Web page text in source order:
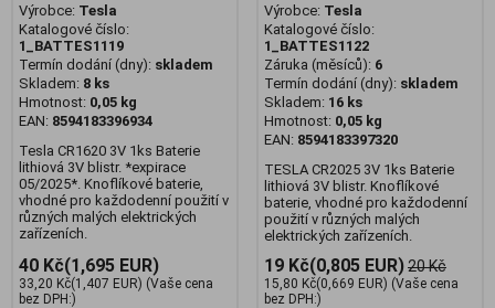
Výrobce: Tesla
Katalogové číslo:
1_BATTES1119
Termín dodání (dny): skladem
Skladem: 8 ks
Hmotnost: 0,05 kg
EAN: 8594183396934
Tesla CR1620 3V 1ks Baterie
lithiová 3V blistr. *expirace
05/2025*. Knoflíkové baterie,
vhodné pro každodenní použití v
různých malých elektrických
zařízeních.
40 Kč(1,695 EUR)
33,20 Kč(1,407 EUR) (Vaše cena
bez DPH:)
Výrobce: Tesla
Katalogové číslo:
1_BATTES1122
Záruka (měsíců): 6
Termín dodání (dny): skladem
Skladem: 16 ks
Hmotnost: 0,05 kg
EAN: 8594183397320
TESLA CR2025 3V 1ks Baterie
lithiová 3V blistr. Knoflíkové
baterie, vhodné pro každodenní
použití v různých malých
elektrických zařízeních.
19 Kč(0,805 EUR)20 Kč
15,80 Kč(0,669 EUR) (Vaše cena
bez DPH:)